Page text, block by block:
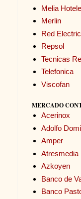
Melia
Merlin
Red
Repsol
Tecnicas
Telefonica
Viscofan
MERCADO
Acerinox
Adolfo
Amper
Atresmedia
Azkoyen
Banco de
Banco